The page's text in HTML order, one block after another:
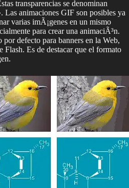
transparencias se denominan
Las animaciones GIF son posibles ya
varias imÃ¡genes en un mismo
para crear una animaciÃ³n.
defecto para banners en la Web,
Flash. Es de destacar que el formato